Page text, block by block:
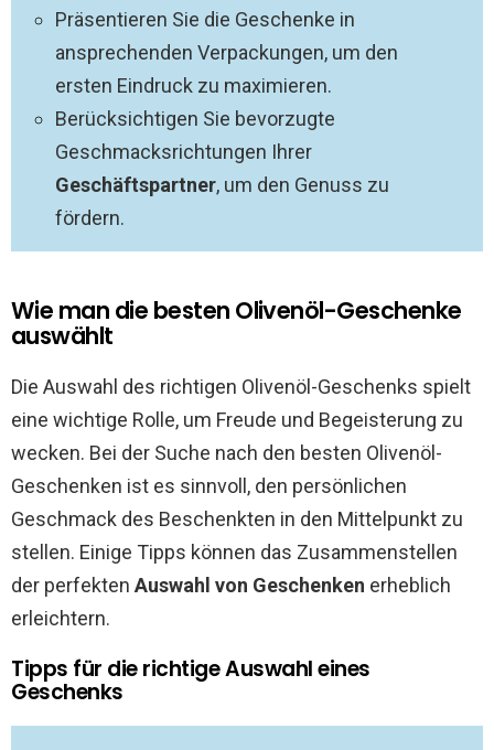
Präsentieren Sie die Geschenke in
ansprechenden Verpackungen, um den
ersten Eindruck zu maximieren.
Berücksichtigen Sie bevorzugte
Geschmacksrichtungen Ihrer
Geschäftspartner, um den Genuss zu
fördern.
Wie man die besten Olivenöl-Geschenke
auswählt
Die Auswahl des richtigen Olivenöl-Geschenks spielt
eine wichtige Rolle, um Freude und Begeisterung zu
wecken. Bei der Suche nach den besten Olivenöl-
Geschenken ist es sinnvoll, den persönlichen
Geschmack des Beschenkten in den Mittelpunkt zu
stellen. Einige Tipps können das Zusammenstellen
der perfekten Auswahl von Geschenken erheblich
erleichtern.
Tipps für die richtige Auswahl eines
Geschenks